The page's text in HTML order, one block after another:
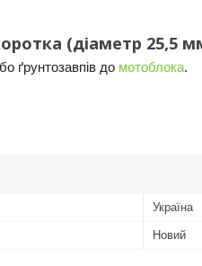
(діаметр 25,5
ґрунтозавпів до мотоблока.
Україна
Новий